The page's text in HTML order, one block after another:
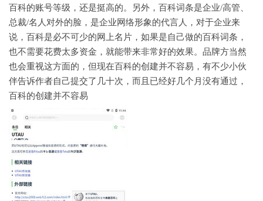
百科的账号等级，还是挺高的。另外，百科词条是企业/高管、
总裁/名人对外的脸，是企业网络形象的代言人，对于企业来
说，百科是必不可少的网上名片，如果是自己做的百科词条，
也不需要花费太多资金，就能带来非常好的效果。品牌方当然
也会重视这方面的，但现在百科的创建并不容易，有不少小伙
伴告诉作者自己提交了几十次，而且已经好几个月没有通过，
百科的创建并不容易